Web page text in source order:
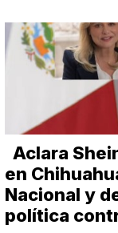
Aclara
en
Nacional y
política